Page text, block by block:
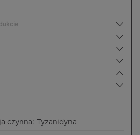
czynna: Tyzanidyna